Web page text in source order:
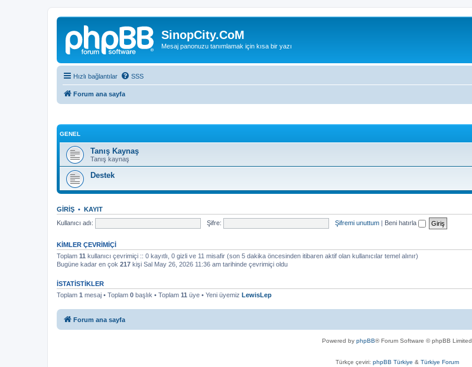
SinopCity.CoM
Mesaj panonuzu tanımlamak için kısa bir yazı
Hızlı bağlantılar SSS
Forum ana sayfa
GENEL
Tanış Kaynaş
Tanış kaynaş
Destek
GIRIŞ • KAYIT
Kullanıcı adı:
Şifre: Şifremi unuttum | Beni hatırla
KIMLER ÇEVRIMIÇI
Toplam 11 kullanıcı çevrimiçi :: 0 kayıtlı, 0 gizli ve 11 misafir (son 5 dakika öncesinden itibaren aktif olan kullanıcılar temel alınır)
Bugüne kadar en çok 217 kişi Sal May 26, 2026 11:36 am tarihinde çevrimiçi oldu
İSTATISTIKLER
Toplam 1 mesaj • Toplam 0 başlık • Toplam 11 üye • Yeni üyemiz LewisLep
Forum ana sayfa
Powered by phpBB® Forum Software © phpBB Limited
Türkçe çeviri: phpBB Türkiye & Türkiye Forum